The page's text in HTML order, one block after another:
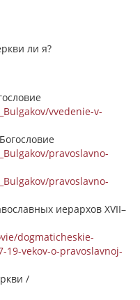
ли я?
vvedenie-v-
pravoslavno-
pravoslavno-
иерархов XVII–
dogmaticheskie-
vekov-o-pravoslavnoj-
/